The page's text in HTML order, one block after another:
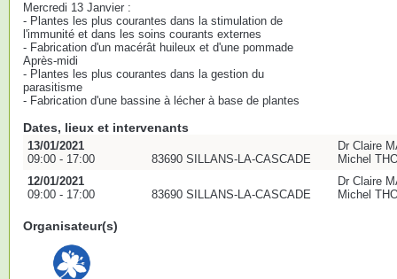
Mercredi 13 Janvier :
- Plantes les plus courantes dans la stimulation de
l'immunité et dans les soins courants externes
- Fabrication d'un macérât huileux et d'une pommade
Après-midi
- Plantes les plus courantes dans la gestion du
parasitisme
- Fabrication d'une bassine à lécher à base de plantes
Dates, lieux et intervenants
13/01/2021
09:00 - 17:00
83690 SILLANS-LA-CASCADE
Dr Claire
Michel
12/01/2021
09:00 - 17:00
83690 SILLANS-LA-CASCADE
Dr Claire
Michel
Organisateur(s)